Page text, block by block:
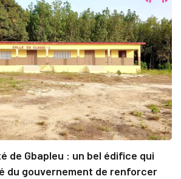
de Gbapleu : un bel édifice qui
du gouvernement de renforcer